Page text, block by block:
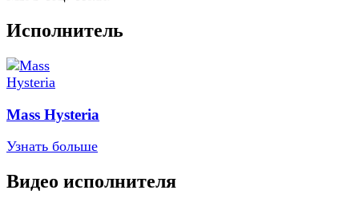
Исполнитель
Mass Hysteria
Узнать больше
Видео исполнителя